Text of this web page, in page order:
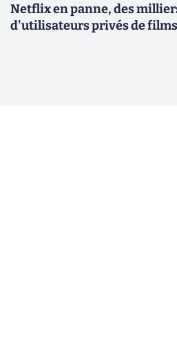
Netflix en panne, des
d'utilisateurs privés de